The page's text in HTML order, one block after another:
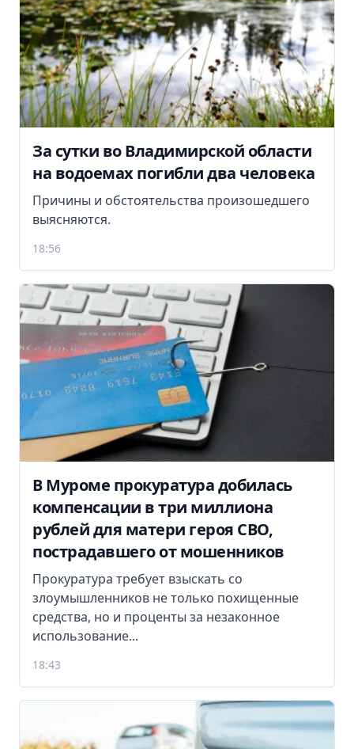
За сутки во Владимирской области
на водоемах погибли два человека
Причины и обстоятельства произошедшего
выясняются.
18:56
В Муроме прокуратура добилась
компенсации в три миллиона
рублей для матери героя СВО,
пострадавшего от мошенников
Прокуратура требует взыскать со
злоумышленников не только похищенные
средства, но и проценты за незаконное
использование...
18:43